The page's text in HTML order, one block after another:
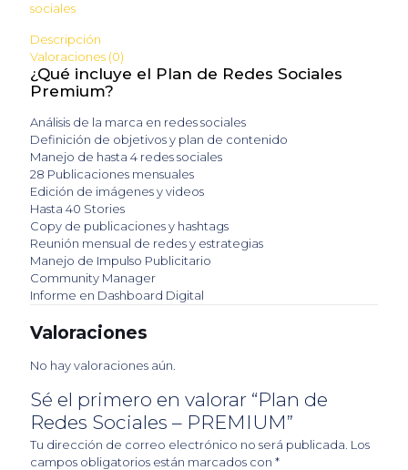
sociales
Descripción
Valoraciones (0)
¿Qué incluye el Plan de Redes Sociales
Premium?
Análisis de la marca en redes sociales
Definición de objetivos y plan de contenido
Manejo de hasta 4 redes sociales
28 Publicaciones mensuales
Edición de imágenes y videos
Hasta 40 Stories
Copy de publicaciones y hashtags
Reunión mensual de redes y estrategias
Manejo de Impulso Publicitario
Community Manager
Informe en Dashboard Digital​
Valoraciones
No hay valoraciones aún.
Sé el primero en valorar “Plan de
Redes Sociales – PREMIUM”
Tu dirección de correo electrónico no será publicada. Los
campos obligatorios están marcados con *